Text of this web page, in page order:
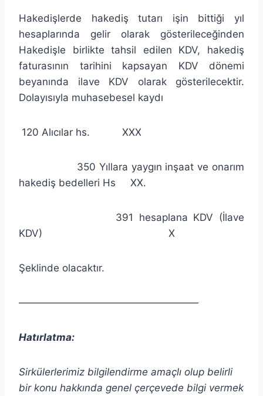
Hakedişlerde hakediş tutarı işin bittiği yıl
hesaplarında gelir olarak gösterileceğinden
Hakedişle birlikte tahsil edilen KDV, hakediş
faturasının tarihini kapsayan KDV dönemi
beyanında ilave KDV olarak gösterilecektir.
Dolayısıyla muhasebesel kaydı
120 Alıcılar hs. XXX
350 Yıllara yaygın inşaat ve onarım
hakediş bedelleri Hs XX.
391 hesaplana KDV (İlave
KDV) X
Şeklinde olacaktır.
——————————————————
Hatırlatma:
Sirkülerlerimiz bilgilendirme amaçlı olup belirli
bir konu hakkında genel çerçevede bilgi vermek